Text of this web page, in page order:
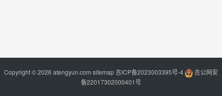
Copyright © 2026 atengyun.com sitemap吉ICP备2023003395号-4
吉公网安
备22017302000401号